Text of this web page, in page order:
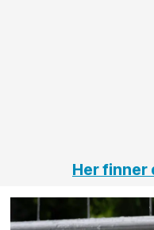
Her finner